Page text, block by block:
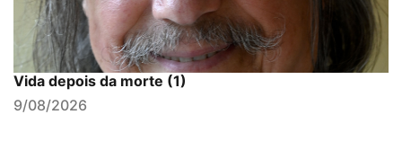
Vida depois da morte (1)
9/08/2026